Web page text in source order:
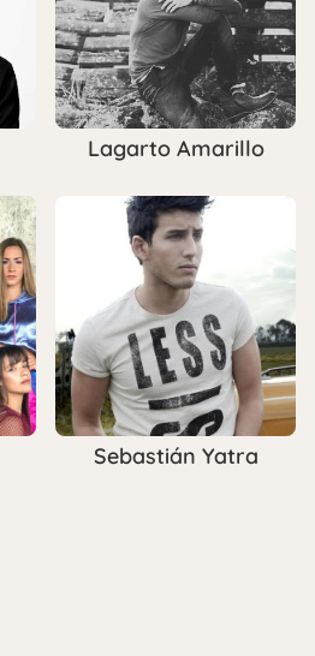
Lagarto Amarillo
Sebastián Yatra